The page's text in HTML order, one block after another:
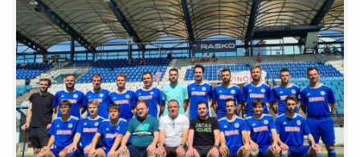
DOTACE
FKD, z.s.
Drnovice 704
68304 Drnovice